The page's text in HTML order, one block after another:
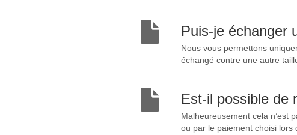
Puis-je échanger
Nous vous permettons
échangé contre une autre
Est-il possible de
Malheureusement cela n’est
ou par le paiement choisi lors